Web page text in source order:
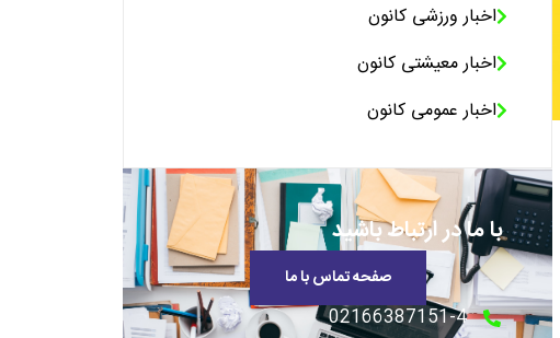
اخبار ورزشی کانون
اخبار معیشتی کانون
اخبار عمومی کانون
با ما در ارتباط باشید
صفحه تماس با ما
02166387151-4